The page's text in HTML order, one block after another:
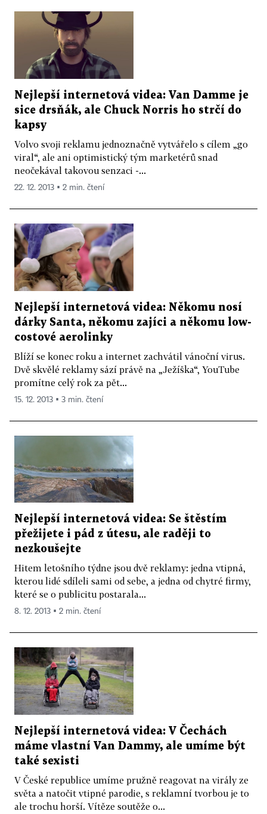
Nejlepší internetová videa: Van Damme je
sice drsňák, ale Chuck Norris ho strčí do
kapsy
Volvo svoji reklamu jednoznačně vytvářelo s cílem „go
viral“, ale ani optimistický tým marketérů snad
neočekával takovou senzaci -...
22. 12. 2013 ▪ 2 min. čtení
Nejlepší internetová videa: Někomu nosí
dárky Santa, někomu zajíci a někomu low-
costové aerolinky
Blíží se konec roku a internet zachvátil vánoční virus.
Dvě skvělé reklamy sází právě na „Ježíška“, YouTube
promítne celý rok za pět...
15. 12. 2013 ▪ 3 min. čtení
Nejlepší internetová videa: Se štěstím
přežijete i pád z útesu, ale raději to
nezkoušejte
Hitem letošního týdne jsou dvě reklamy: jedna vtipná,
kterou lidé sdíleli sami od sebe, a jedna od chytré firmy,
které se o publicitu postarala...
8. 12. 2013 ▪ 2 min. čtení
Nejlepší internetová videa: V Čechách
máme vlastní Van Dammy, ale umíme být
také sexisti
V České republice umíme pružně reagovat na virály ze
světa a natočit vtipné parodie, s reklamní tvorbou je to
ale trochu horší. Vítěze soutěže o...